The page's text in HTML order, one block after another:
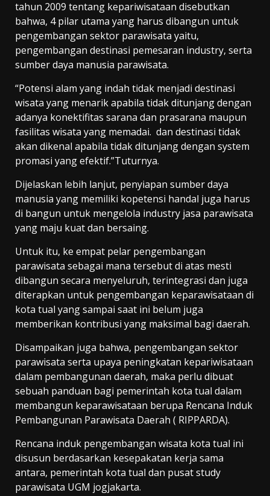
tahun 2009 tentang kepariwisataan disebutkan
bahwa, 4 pilar utama yang harus dibangun untuk
pengembangan sektor parawisata yaitu,
pengembangan destinasi pemesaran industry, serta
sumber daya manusia parawisata.
“Potensi alam yang indah tidak menjadi destinasi
wisata yang menarik apabila tidak ditunjang dengan
adanya konektifitas sarana dan prasarana maupun
fasilitas wisata yang memadai. dan destinasi tidak
akan dikenal apabila tidak ditunjang dengan system
promasi yang efektif.”Tuturnya.
Dijelaskan lebih lanjut, penyiapan sumber daya
manusia yang memiliki kopetensi handal juga harus
di bangun untuk mengelola industry jasa parawisata
yang maju kuat dan bersaing.
Untuk itu, ke empat pelar pengembangan
parawisata sebagai mana tersebut di atas mesti
dibangun secara menyeluruh, terintegrasi dan juga
diterapkan untuk pengembangan keparawisataan di
kota tual yang sampai saat ini belum juga
memberikan kontribusi yang maksimal bagi daerah.
Disampaikan juga bahwa, pengembangan sektor
parawisata serta upaya peningkatan kepariwisataan
dalam pembangunan daerah, maka perlu dibuat
sebuah panduan bagi pemerintah kota tual dalam
membangun keparawisataan berupa Rencana Induk
Pembangunan Parawisata Daerah ( RIPPARDA).
Rencana induk pengembangan wisata kota tual ini
disusun berdasarkan kesepakatan kerja sama
antara, pemerintah kota tual dan pusat study
parawisata UGM jogjakarta.